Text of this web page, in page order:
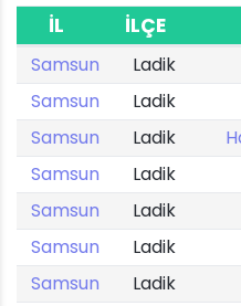
İL İLÇE
Samsun Ladik
Samsun
Ladik
Samsun
Ladik
Samsun
Ladik
Samsun
Ladik
Samsun
Ladik
Samsun
Ladik